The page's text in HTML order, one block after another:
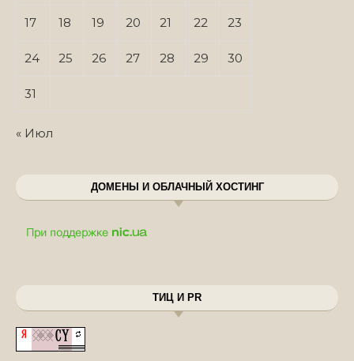
17 18 19 20 21 22 23
24 25 26 27 28 29 30
31
« Июл
ДОМЕНЫ И ОБЛАЧНЫЙ ХОСТИНГ
ТИЦ И PR